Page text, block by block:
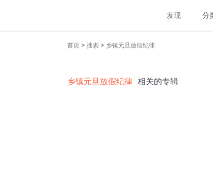
发现 分
首页 > 搜索 > 乡镇元旦放假纪律
乡镇元旦放假纪律 相关的专辑